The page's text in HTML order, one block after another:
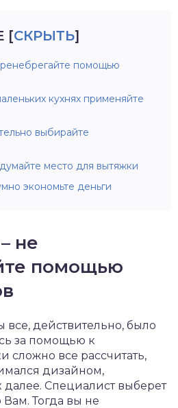
[СКРЫТЬ]
помощью
кухнях применяйте
выбирайте
место для вытяжки
экономьте деньги
не
помощью
все, действительно, было
за помощью к
сложно все рассчитать,
дизайном,
далее. Специалист выберет
Тогда вы не